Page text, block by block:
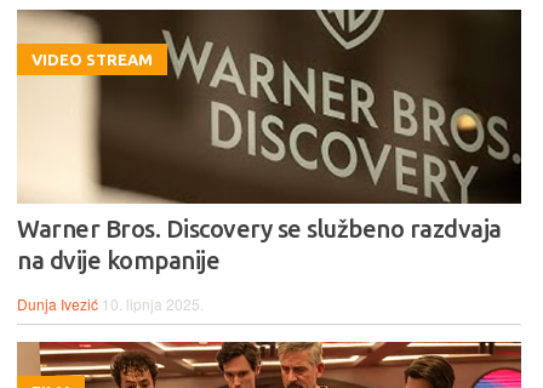
VIDEO STREAM
Warner Bros. Discovery se službeno razdvaja
na dvije kompanije
Dunja Ivezić 10. lipnja 2025.